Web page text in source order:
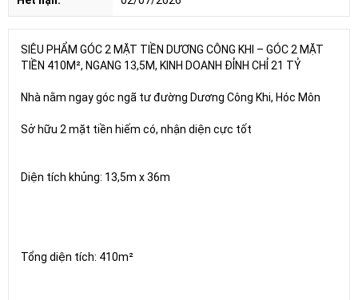
SIÊU PHẨM GÓC 2 MẶT TIỀN DƯƠNG CÔNG KHI – GÓC 2 MẶT
TIỀN 410M², NGANG 13,5M, KINH DOANH ĐỈNH CHỈ 21 TỶ
Nhà nằm ngay góc ngã tư đường Dương Công Khi, Hóc Môn
Sở hữu 2 mặt tiền hiếm có, nhận diện cực tốt
Diện tích khủng: 13,5m x 36m
Tổng diện tích: 410m²